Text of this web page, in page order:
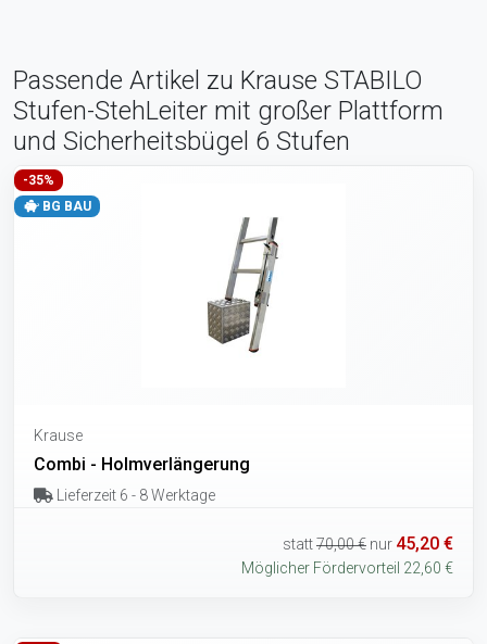
Passende Artikel zu Krause STABILO
Stufen-StehLeiter mit großer Plattform
und Sicherheitsbügel 6 Stufen
-35%
BG BAU
Krause
Combi - Holmverlängerung
Lieferzeit 6 - 8 Werktage
statt70,00 € nur 45,20 €
Möglicher Fördervorteil 22,60 €